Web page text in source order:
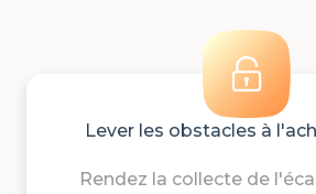
Lever les obstacles à
Rendez la collecte de